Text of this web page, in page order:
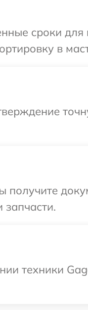
сроки для
в
получите
запчасти.
техники